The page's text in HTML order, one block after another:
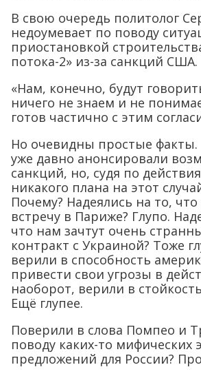
В свою очередь политолог
недоумевает по поводу
приостановкой
потока-2» из-за санкций США.
«Нам, конечно, будут
ничего не знаем и не
готов частично с этим
Но очевидны простые
уже давно анонсировали
санкций, но, судя по
никакого плана на этот
Почему? Надеялись на то,
встречу в Париже? Глупо.
что нам зачтут очень
контракт с Украиной? Тоже
верили в способность
привести свои угрозы в
наоборот, верили в
Ещё глупее.
Поверили в слова Помпео и
поводу каких-то мифических
предложений для России?